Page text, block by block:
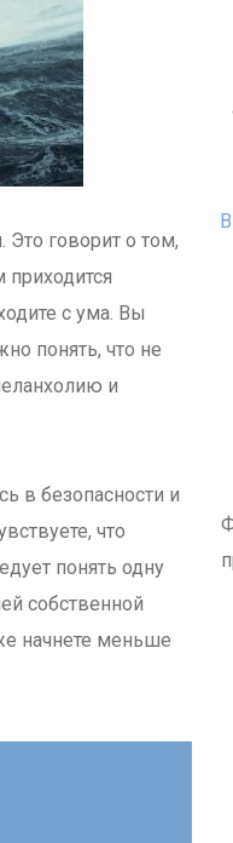
Это говорит о том,
с ума. Вы
понять, что не
и
в безопасности и
что
понять одну
собственной
начнете меньше